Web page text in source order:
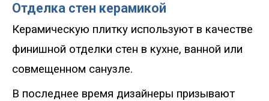
Отделка стен керамикой
Керамическую плитку используют в качестве
финишной отделки стен в кухне, ванной или
совмещенном санузле.
В последнее время дизайнеры призывают